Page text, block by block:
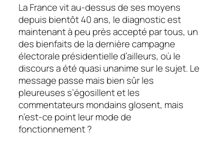
La France vit au-dessus de ses moyens
depuis bientôt 40 ans, le diagnostic est
maintenant à peu près accepté par tous, un
des bienfaits de la dernière campagne
électorale présidentielle d’ailleurs, où le
discours a été quasi unanime sur le sujet. Le
message passe mais bien sûr les
pleureuses s’égosillent et les
commentateurs mondains glosent, mais
n’est-ce point leur mode de
fonctionnement ?